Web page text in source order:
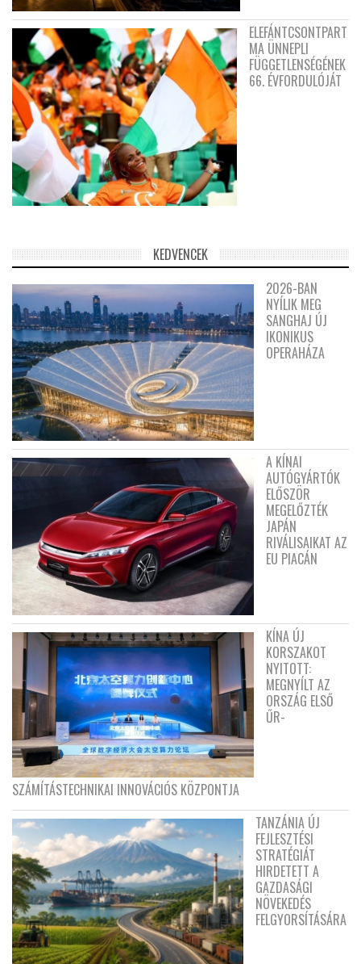
ELEFÁNTCSONTPART
MA ÜNNEPLI
FÜGGETLENSÉGÉNEK
66. ÉVFORDULÓJÁT
KEDVENCEK
2026-BAN
NYÍLIK MEG
SANGHAJ ÚJ
IKONIKUS
OPERAHÁZA
A KÍNAI
AUTÓGYÁRTÓK
ELŐSZÖR
MEGELŐZTÉK
JAPÁN
RIVÁLISAIKAT AZ
EU PIACÁN
KÍNA ÚJ
KORSZAKOT
NYITOTT:
MEGNYÍLT AZ
ORSZÁG ELSŐ
ŰR-
SZÁMÍTÁSTECHNIKAI INNOVÁCIÓS KÖZPONTJA
TANZÁNIA ÚJ
FEJLESZTÉSI
STRATÉGIÁT
HIRDETETT A
GAZDASÁGI
NÖVEKEDÉS
FELGYORSÍTÁSÁRA